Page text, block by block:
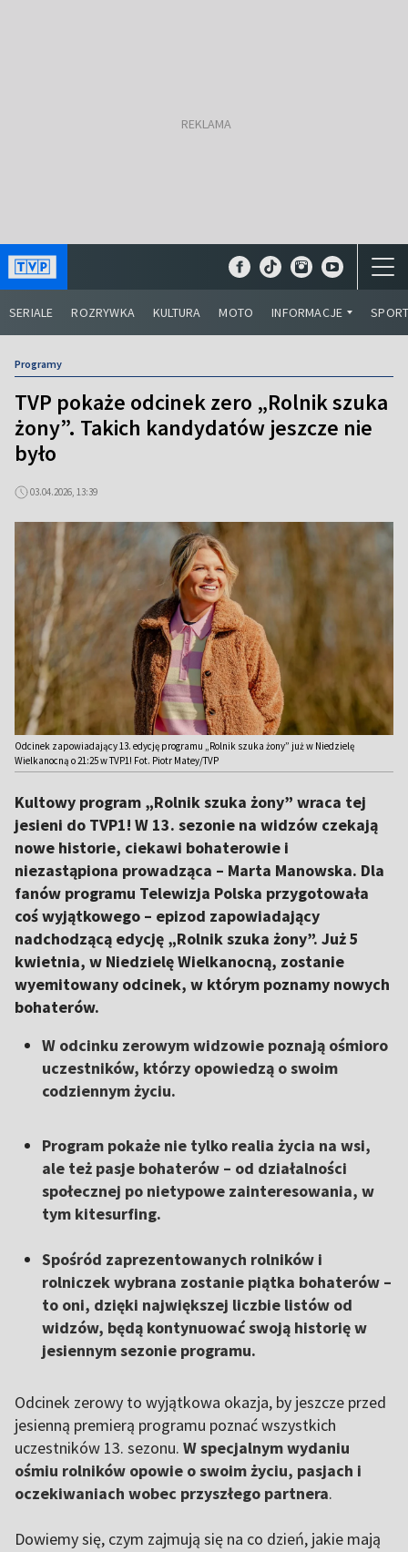
SERIALE ROZRYWKA KULTURA MOTO INFORMACJE
Programy
TVP pokaże odcinek zero „Rolnik szuka
żony”. Takich kandydatów jeszcze nie
było
03.04.2026, 13:39
Odcinek zapowiadający 13. edycję programu „Rolnik szuka żony” już w Niedzielę
Wielkanocną o 21:25 w TVP1! Fot. Piotr Matey/TVP
Kultowy program „Rolnik szuka żony” wraca tej
jesieni do TVP1! W 13. sezonie na widzów czekają
nowe historie, ciekawi bohaterowie i
niezastąpiona prowadząca – Marta Manowska. Dla
fanów programu Telewizja Polska przygotowała
coś wyjątkowego – epizod zapowiadający
nadchodzącą edycję „Rolnik szuka żony”. Już 5
kwietnia, w Niedzielę Wielkanocną, zostanie
wyemitowany odcinek, w którym poznamy nowych
bohaterów.
W odcinku zerowym widzowie poznają ośmioro
uczestników, którzy opowiedzą o swoim
codziennym życiu.
Program pokaże nie tylko realia życia na wsi,
ale też pasje bohaterów – od działalności
społecznej po nietypowe zainteresowania, w
tym kitesurfing.
Spośród zaprezentowanych rolników i
rolniczek wybrana zostanie piątka bohaterów –
to oni, dzięki największej liczbie listów od
widzów, będą kontynuować swoją historię w
jesiennym sezonie programu.
Odcinek zerowy to wyjątkowa okazja, by jeszcze przed
jesienną premierą programu poznać wszystkich
uczestników 13. sezonu. W specjalnym wydaniu
ośmiu rolników opowie o swoim życiu, pasjach i
oczekiwaniach wobec przyszłego partnera.
Dowiemy się, czym zajmują się na co dzień, jakie mają